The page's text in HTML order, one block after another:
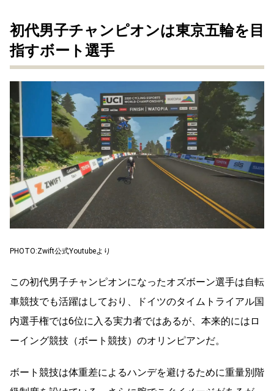
初代男子チャンピオンは東京五輪を目
指すボート選手
PHOTO:Zwift公式Youtubeより
この初代男子チャンピオンになったオズボーン選手は自転
車競技でも活躍はしており、ドイツのタイムトライアル国
内選手権では6位に入る実力者ではあるが、本来的にはロ
ーイング競技（ボート競技）のオリンピアンだ。
ボート競技は体重差によるハンデを避けるために重量別階